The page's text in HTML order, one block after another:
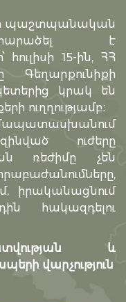
պաշտպանական
տարածել է
հուլիսի 15-ին, ՀՀ
Գեղարքունիքի
կրակ են
ուղղությամբ։
ուժերը
ռեժիմը չեն
իրականացնում
հակազդելու
և
վարչություն